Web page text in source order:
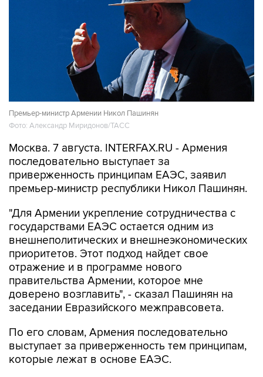
Премьер-министр Армении Никол Пашинян
Фото: Александр Миридонов/ТАСС
Москва. 7 августа. INTERFAX.RU - Армения
последовательно выступает за
приверженность принципам ЕАЭС, заявил
премьер-министр республики Никол Пашинян.
"Для Армении укрепление сотрудничества с
государствами ЕАЭС остается одним из
внешнеполитических и внешнеэкономических
приоритетов. Этот подход найдет свое
отражение и в программе нового
правительства Армении, которое мне
доверено возглавить", - сказал Пашинян на
заседании Евразийского межправсовета.
По его словам, Армения последовательно
выступает за приверженность тем принципам,
которые лежат в основе ЕАЭС.